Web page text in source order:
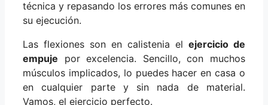
técnica y repasando los errores más comunes en
su ejecución.
Las flexiones son en calistenia el ejercicio de
empuje por excelencia. Sencillo, con muchos
músculos implicados, lo puedes hacer en casa o
en cualquier parte y sin nada de material.
Vamos, el ejercicio perfecto.